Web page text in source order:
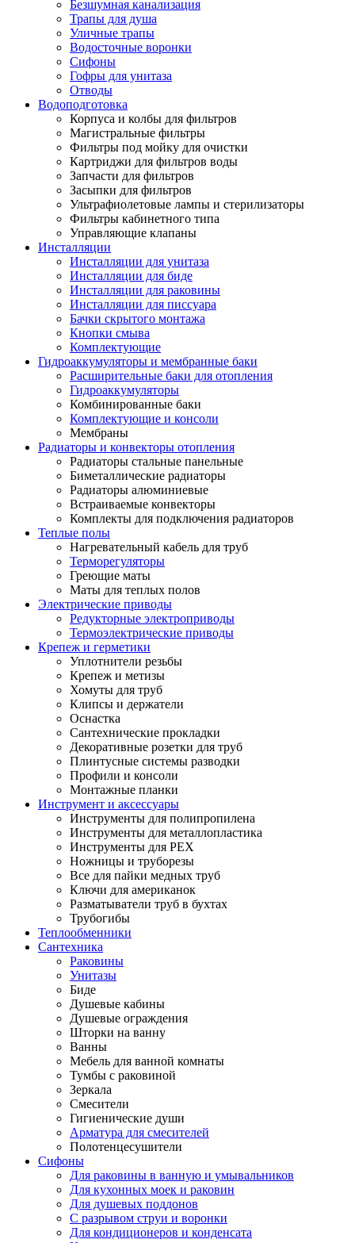
Безшумная канализация
Трапы для душа
Уличные трапы
Водосточные воронки
Сифоны
Гофры для унитаза
Отводы
Водоподготовка
Корпуса и колбы для фильтров
Магистральные фильтры
Фильтры под мойку для очистки
Картриджи для фильтров воды
Запчасти для фильтров
Засыпки для фильтров
Ультрафиолетовые лампы и стерилизаторы
Фильтры кабинетного типа
Управляющие клапаны
Инсталляции
Инсталляции для унитаза
Инсталляции для биде
Инсталляции для раковины
Инсталляции для писсуара
Бачки скрытого монтажа
Кнопки смыва
Комплектующие
Гидроаккумуляторы и мембранные баки
Расширительные баки для отопления
Гидроаккумуляторы
Комбинированные баки
Комплектующие и консоли
Мембраны
Радиаторы и конвекторы отопления
Радиаторы стальные панельные
Биметаллические радиаторы
Радиаторы алюминиевые
Встраиваемые конвекторы
Комплекты для подключения радиаторов
Теплые полы
Нагревательный кабель для труб
Терморегуляторы
Греющие маты
Маты для теплых полов
Электрические приводы
Редукторные электроприводы
Термоэлектрические приводы
Крепеж и герметики
Уплотнители резьбы
Крепеж и метизы
Хомуты для труб
Клипсы и держатели
Оснастка
Сантехнические прокладки
Декоративные розетки для труб
Плинтусные системы разводки
Профили и консоли
Монтажные планки
Инструмент и аксессуары
Инструменты для полипропилена
Инструменты для металлопластика
Инструменты для PEX
Ножницы и труборезы
Все для пайки медных труб
Ключи для американок
Разматыватели труб в бухтах
Трубогибы
Теплообменники
Сантехника
Раковины
Унитазы
Биде
Душевые кабины
Душевые ограждения
Шторки на ванну
Ванны
Мебель для ванной комнаты
Тумбы с раковиной
Зеркала
Смесители
Гигиенические души
Арматура для смесителей
Полотенцесушители
Сифоны
Для раковины в ванную и умывальников
Для кухонных моек и раковин
Для душевых поддонов
С разрывом струи и воронки
Для кондиционеров и конденсата